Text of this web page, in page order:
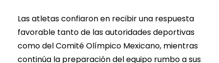
Las atletas confiaron en recibir una respuesta
favorable tanto de las autoridades deportivas
como del Comité Olímpico Mexicano, mientras
continúa la preparación del equipo rumbo a sus